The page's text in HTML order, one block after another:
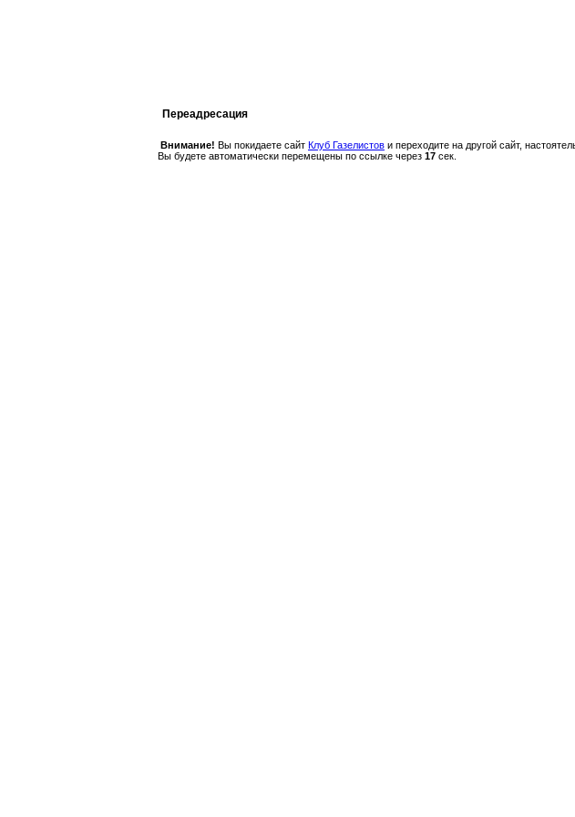
Переадресация
Внимание! Вы покидаете сайт Клуб Газелистов и переходите на другой сайт,
Вы будете автоматически перемещены по ссылке через 17 сек.